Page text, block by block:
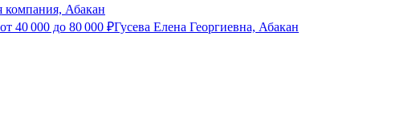
компания, Абакан
от 40 000 до 80 000 ₽Гусева Елена Георгиевна, Абакан